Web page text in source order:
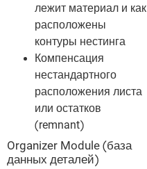
лежит материал и как
расположены
контуры нестинга
Компенсация
нестандартного
расположения листа
или остатков
(remnant)
Organizer Module (база
данных деталей)